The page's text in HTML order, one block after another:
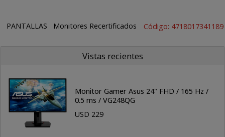
PANTALLAS Monitores Recertificados Código: 4718017341189
Vistas recientes
Monitor Gamer Asus 24" FHD / 165 Hz /
0.5 ms / VG248QG
USD 229